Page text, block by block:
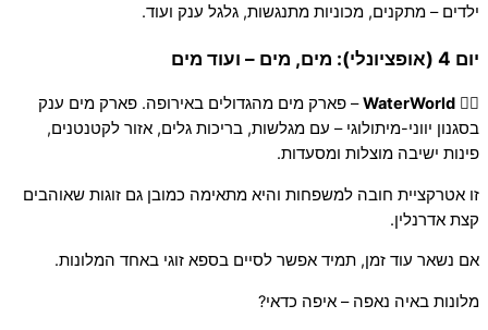
ילדים – מתקנים, מכוניות מתנגשות, גלגל ענק ועוד.
יום 4 (אופציונלי): מים, מים – ועוד מים
🏄‍♂️
WaterWorld– פארק מים מהגדולים באירופה. פארק מים ענק
בסגנון יווני-מיתולוגי – עם מגלשות, בריכות גלים, אזור לקטנטנים,
פינות ישיבה מוצלות ומסעדות.
זו אטרקציית חובה למשפחות והיא מתאימה כמובן גם זוגות שאוהבים
קצת אדרנלין.
אם נשאר עוד זמן, תמיד אפשר לסיים בספא זוגי באחד המלונות.
מלונות באיה נאפה – איפה כדאי?